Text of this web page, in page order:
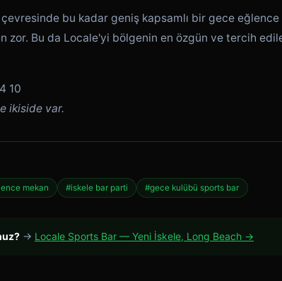
bu kadar geniş kapsamlı bir gece
zor. Bu da Locale'yi bölgenin en özgün ve tercih
10
ikiside var.
mekan #iskele bar parti #gece kulübü sports bar
→ Locale Sports Bar — Yeni İskele, Long Beach →